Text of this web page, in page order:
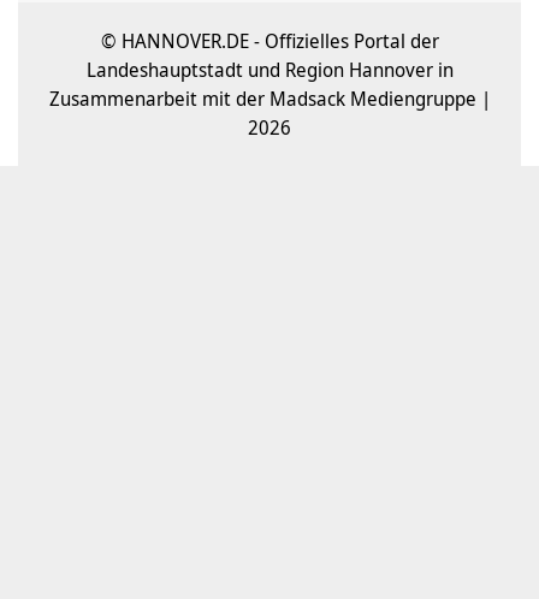
© HANNOVER.DE - Offizielles Portal der
Landeshauptstadt und Region Hannover in
Zusammenarbeit mit der Madsack Mediengruppe |
2026